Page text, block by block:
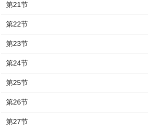
第21节
第22节
第23节
第24节
第25节
第26节
第27节